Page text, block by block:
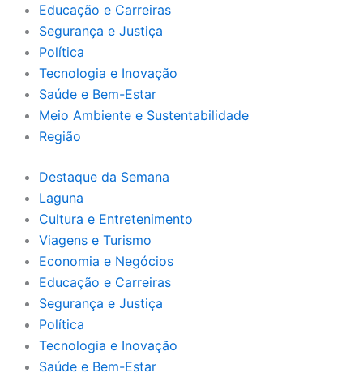
Educação e Carreiras
Segurança e Justiça
Política
Tecnologia e Inovação
Saúde e Bem-Estar
Meio Ambiente e Sustentabilidade
Região
Destaque da Semana
Laguna
Cultura e Entretenimento
Viagens e Turismo
Economia e Negócios
Educação e Carreiras
Segurança e Justiça
Política
Tecnologia e Inovação
Saúde e Bem-Estar